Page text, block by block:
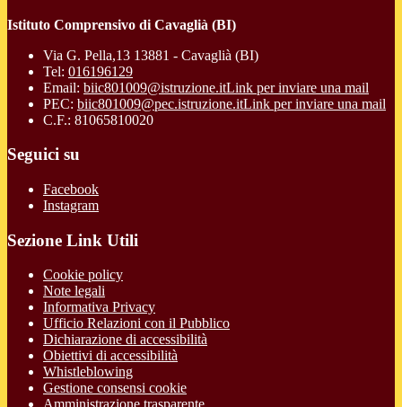
Istituto Comprensivo di Cavaglià (BI)
Via G. Pella,13 13881 - Cavaglià (BI)
Tel: 016196129
Email: biic801009@istruzione.itLink per inviare una mail
PEC: biic801009@pec.istruzione.itLink per inviare una mail
C.F.: 81065810020
Seguici su
Facebook
Instagram
Sezione Link Utili
Cookie policy
Note legali
Informativa Privacy
Ufficio Relazioni con il Pubblico
Dichiarazione di accessibilità
Obiettivi di accessibilità
Whistleblowing
Gestione consensi cookie